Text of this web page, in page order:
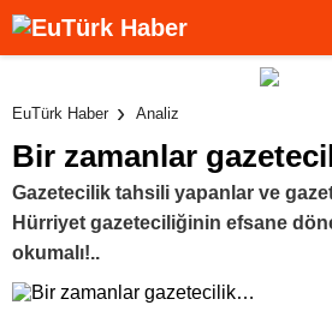
EuTürk Haber Analiz
Bir zamanlar
Gazetecilik tahsili yapanlar ve
Hürriyet gazeteciliğinin efsane
okumalı!..